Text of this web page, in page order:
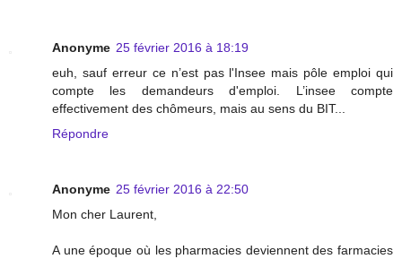
Anonyme 25 février 2016 à 18:19
euh, sauf erreur ce n’est pas l'Insee mais pôle emploi qui
compte les demandeurs d'emploi. L’insee compte
effectivement des chômeurs, mais au sens du BIT...
Répondre
Anonyme 25 février 2016 à 22:50
Mon cher Laurent,
A une époque où les pharmacies deviennent des farmacies